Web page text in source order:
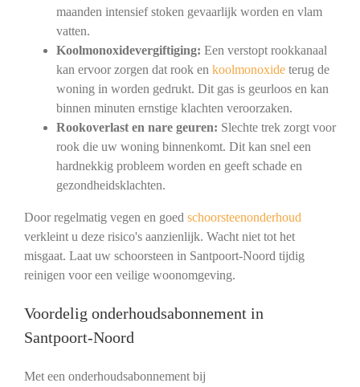
maanden intensief stoken gevaarlijk worden en vlam
vatten.
Koolmonoxidevergiftiging: Een verstopt rookkanaal
kan ervoor zorgen dat rook en koolmonoxideterug de
woning in worden gedrukt. Dit gas is geurloos en kan
binnen minuten ernstige klachten veroorzaken.
Rookoverlast en nare geuren: Slechte trek zorgt voor
rook die uw woning binnenkomt. Dit kan snel een
hardnekkig probleem worden en geeft schade en
gezondheidsklachten.
Door regelmatig vegen en goed schoorsteenonderhoud
verkleint u deze risico's aanzienlijk. Wacht niet tot het
misgaat. Laat uw schoorsteen in Santpoort-Noord tijdig
reinigen voor een veilige woonomgeving.
Voordelig onderhoudsabonnement in
Santpoort-Noord
Met een onderhoudsabonnement bij